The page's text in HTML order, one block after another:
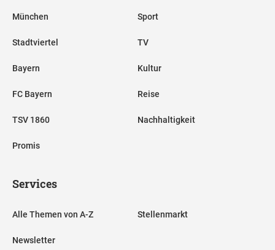
München
Stadtviertel
Bayern
FC Bayern
TSV 1860
Promis
Sport
TV
Kultur
Reise
Nachhaltigkeit
Services
Alle Themen von A-Z
Newsletter
Stellenmarkt